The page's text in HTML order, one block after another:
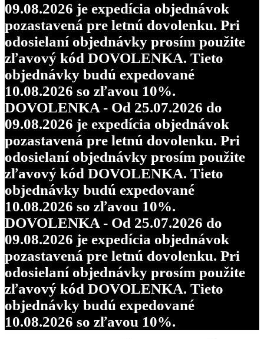
09.08.2026 je expedícia objednávok
pozastavená pre letnú dovolenku. Pri
odosielaní objednávky prosím použite
zľavový kód DOVOLENKA. Tieto
objednávky budú expedované
10.08.2026 so zľavou 10%.
DOVOLENKA - Od 25.07.2026 do
09.08.2026 je expedícia objednávok
pozastavená pre letnú dovolenku. Pri
odosielaní objednávky prosím použite
zľavový kód DOVOLENKA. Tieto
objednávky budú expedované
10.08.2026 so zľavou 10%.
DOVOLENKA - Od 25.07.2026 do
09.08.2026 je expedícia objednávok
pozastavená pre letnú dovolenku. Pri
odosielaní objednávky prosím použite
zľavový kód DOVOLENKA. Tieto
objednávky budú expedované
10.08.2026 so zľavou 10%.